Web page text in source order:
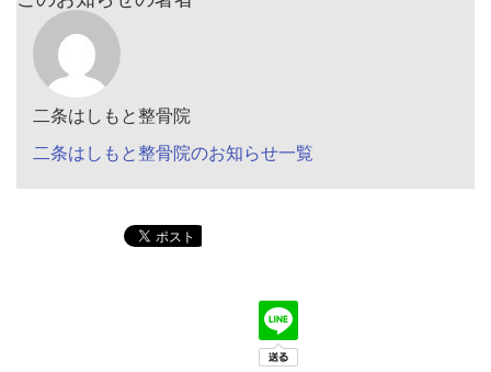
二条はしもと整骨院
二条はしもと整骨院のお知らせ一覧